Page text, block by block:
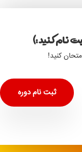
نام کنید :)
کنید!
ثبت نام دوره